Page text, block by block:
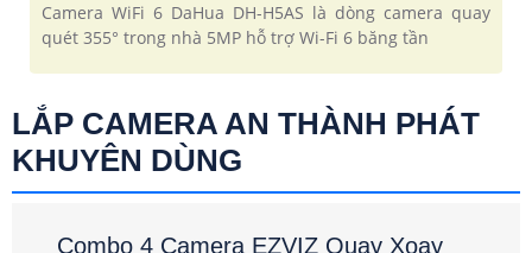
Camera WiFi 6 DaHua DH-H5AS là dòng camera quay
quét 355° trong nhà 5MP hỗ trợ Wi-Fi 6 băng tần
LẮP CAMERA AN THÀNH PHÁT
KHUYÊN DÙNG
Combo 4 Camera EZVIZ Quay Xoay